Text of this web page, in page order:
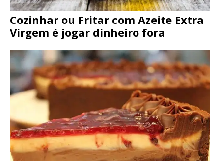
Cozinhar ou Fritar com Azeite Extra
Virgem é jogar dinheiro fora